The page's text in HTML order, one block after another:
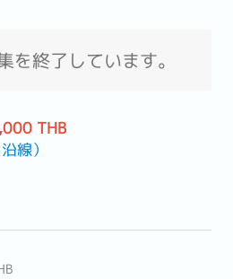
を終了しています。
THB
線）